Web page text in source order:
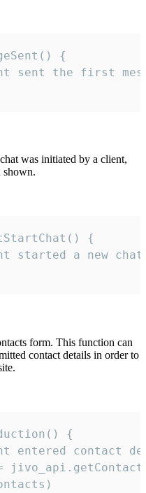
{
sent the first
was initiated by a client,
shown.
{
started a new
form. This function can
contact details in order to
{
entered contact